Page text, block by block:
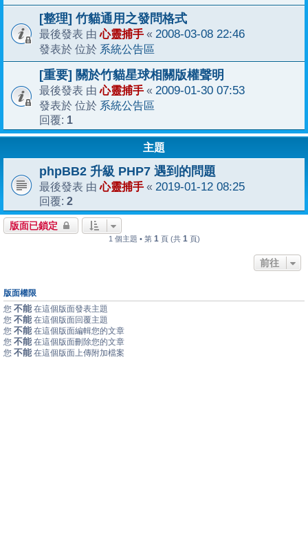
[整理] 竹貓通用之發問格式
最後發表 由心靈捕手 « 2008-03-08 22:46
發表於 位於 系統公告區
[重要] 關於竹貓星球相關版權聲明
最後發表 由心靈捕手 « 2009-01-30 07:53
發表於 位於 系統公告區
回覆: 1
主題
phpBB2 升級 PHP7 遇到的問題
最後發表 由心靈捕手 « 2019-01-12 08:25
回覆: 2
版面已鎖定
1 個主題 • 第 1 頁 (共 1 頁)
前往
版面權限
您 不能 在這個版面發表主題
您 不能 在這個版面回覆主題
您 不能 在這個版面編輯您的文章
您 不能 在這個版面刪除您的文章
您 不能 在這個版面上傳附加檔案